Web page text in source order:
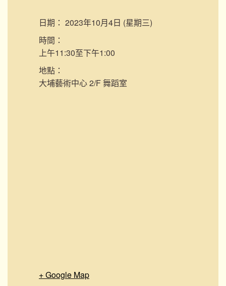
日期： 2023年10月4日 (星期三)
時間：
上午11:30至下午1:00
地點：
大埔藝術中心 2/F 舞蹈室
+ Google Map